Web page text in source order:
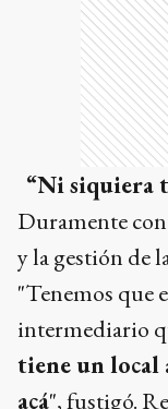
“Ni siquiera
Duramente
y la gestión de
"Tenemos que
intermediario
tiene un local
acá", fustigó.